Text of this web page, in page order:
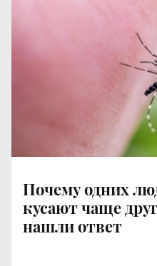
Почему одних
кусают чаще
нашли ответ